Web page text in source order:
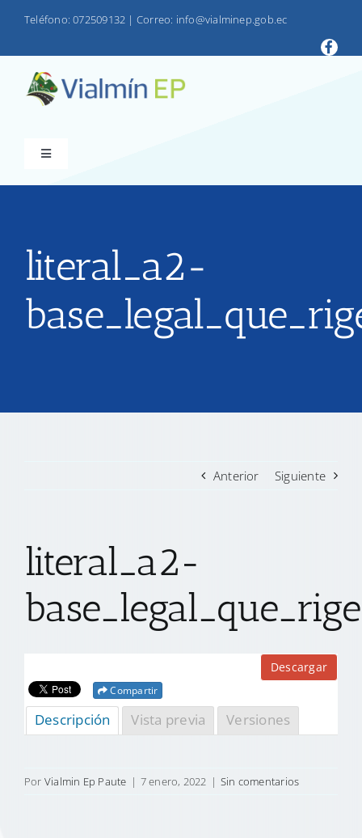
Teléfono: 072509132 | Correo: info@vialminep.gob.ec
Toggle
Navigation
VIALMIN
PRODUCTOS
TRANSPARENCIA
CONTACTO
literal_a2-
Anterior Siguiente
literal_a2-
Descargar
Compartir
Descripción Vista previa Versiones
Por Vialmin Ep Paute | 7 enero, 2022 | Sin comentarios